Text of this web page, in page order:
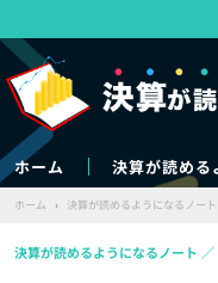
ホーム 決算が読める
ホーム › 決算が読めるようになるノート
決算が読めるようになるノート